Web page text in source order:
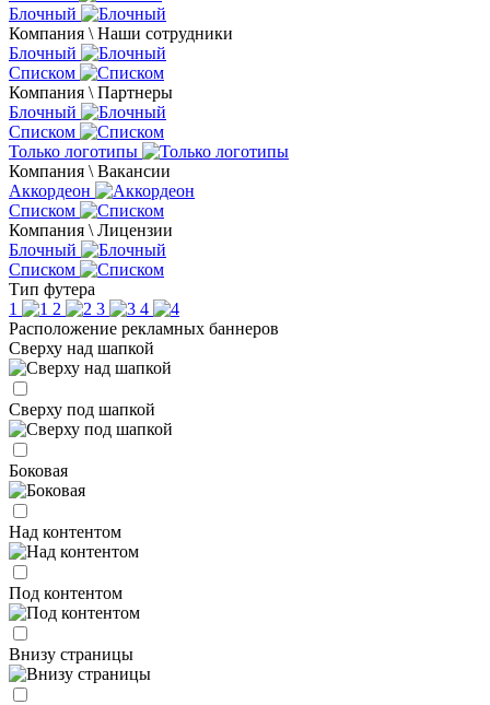
Блочный
Компания \ Наши сотрудники
Блочный
Списком
Компания \ Партнеры
Блочный
Списком
Только логотипы
Компания \ Вакансии
Аккордеон
Списком
Компания \ Лицензии
Блочный
Списком
Тип футера
1
2 3
4
Расположение рекламных баннеров
Сверху над шапкой
Сверху под шапкой
Боковая
Над контентом
Под контентом
Внизу страницы